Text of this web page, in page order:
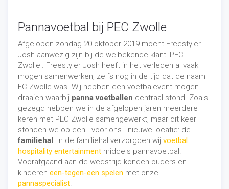
Pannavoetbal bij PEC Zwolle
Afgelopen zondag 20 oktober 2019 mocht Freestyler
Josh aanwezig zijn bij de welbekende klant 'PEC
Zwolle'. Freestyler Josh heeft in het verleden al vaak
mogen samenwerken, zelfs nog in de tijd dat de naam
FC Zwolle was. Wij hebben een voetbalevent mogen
draaien waarbij panna voetballen centraal stond. Zoals
gezegd hebben we in de afgelopen jaren meerdere
keren met PEC Zwolle samengewerkt, maar dit keer
stonden we op een - voor ons - nieuwe locatie: de
familiehal. In de familiehal verzorgden wij voetbal
hospitality entertainment middels pannavoetbal.
Voorafgaand aan de wedstrijd konden ouders en
kinderen een-tegen-een spelen met onze
pannaspecialist.